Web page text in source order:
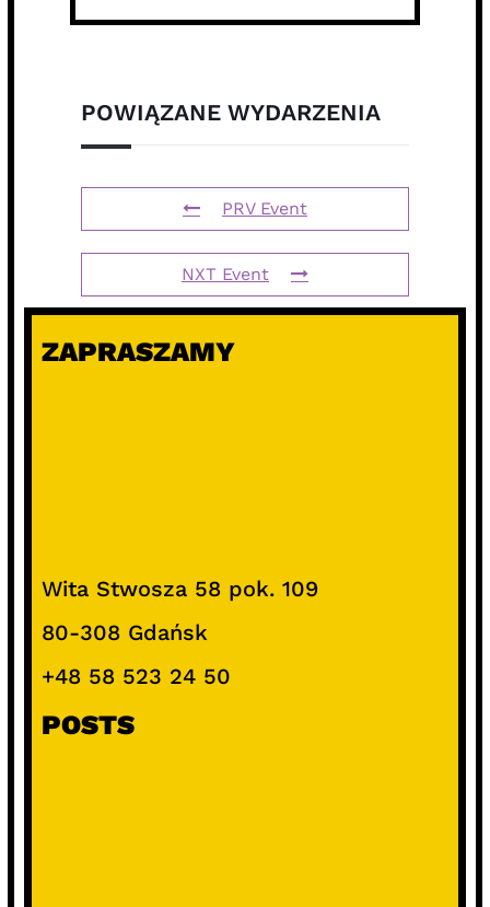
POWIĄZANE WYDARZENIA
PRV Event
NXT Event
ZAPRASZAMY
Wita Stwosza 58 pok. 109
80-308 Gdańsk
+48 58 523 24 50
POSTS